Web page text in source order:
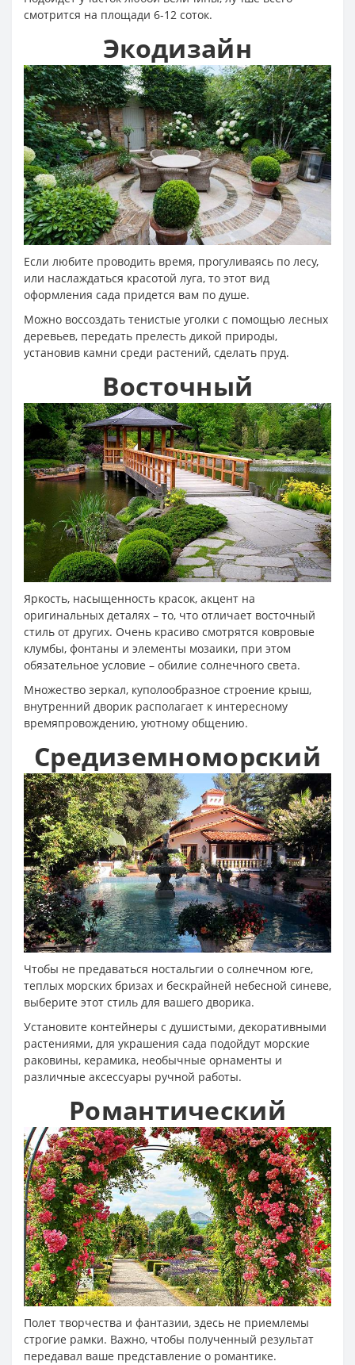
смотрится на площади 6-12 соток.
Экодизайн
Если любите проводить время, прогуливаясь по лесу,
или наслаждаться красотой луга, то этот вид
оформления сада придется вам по душе.
Можно воссоздать тенистые уголки с помощью лесных
деревьев, передать прелесть дикой природы,
установив камни среди растений, сделать пруд.
Восточный
Яркость, насыщенность красок, акцент на
оригинальных деталях – то, что отличает восточный
стиль от других. Очень красиво смотрятся ковровые
клумбы, фонтаны и элементы мозаики, при этом
обязательное условие – обилие солнечного света.
Множество зеркал, куполообразное строение крыш,
внутренний дворик располагает к интересному
времяпровождению, уютному общению.
Средиземноморский
Чтобы не предаваться ностальгии о солнечном юге,
теплых морских бризах и бескрайней небесной синеве,
выберите этот стиль для вашего дворика.
Установите контейнеры с душистыми, декоративными
растениями, для украшения сада подойдут морские
раковины, керамика, необычные орнаменты и
различные аксессуары ручной работы.
Романтический
Полет творчества и фантазии, здесь не приемлемы
строгие рамки. Важно, чтобы полученный результат
передавал ваше представление о романтике.